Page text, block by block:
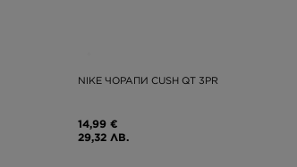
NIKE ЧОРАПИ CUSH QT 3PR
14,99 €
29,32 ЛВ.